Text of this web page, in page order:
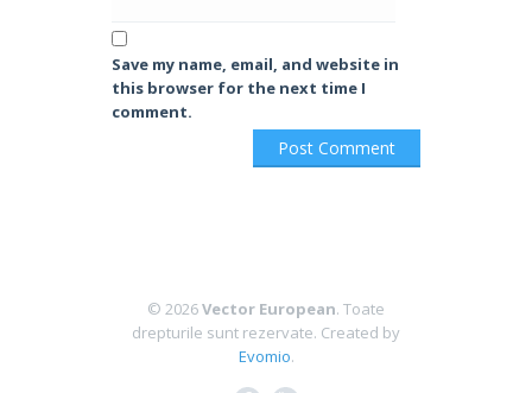
Save my name, email, and website in
this browser for the next time I
comment.
© 2026Vector European. Toate
drepturile sunt rezervate. Created by
Evomio.